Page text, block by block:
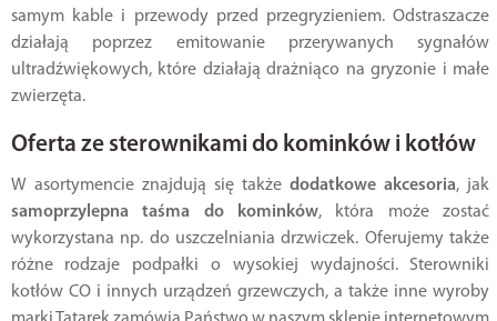
samym kable i przewody przed przegryzieniem. Odstraszacze
działają poprzez emitowanie przerywanych sygnałów
ultradźwiękowych, które działają drażniąco na gryzonie i małe
zwierzęta.
Oferta ze sterownikami do kominków i kotłów
W asortymencie znajdują się takżedodatkowe akcesoria, jak
samoprzylepna taśma do kominków, która może zostać
wykorzystana np. do uszczelniania drzwiczek. Oferujemy także
różne rodzaje podpałki o wysokiej wydajności. Sterowniki
kotłów CO i innych urządzeń grzewczych, a także inne wyroby